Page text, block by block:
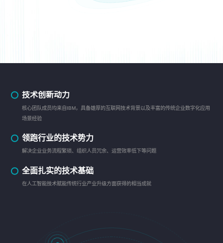
技术创新动力
核心团队成员均来自IBM，具备雄厚的互联网技术背景以及丰富的传统企业数字化应用
场景经验
领跑行业的技术势力
解决企业业务流程繁琐、组织人员冗余、运营效率低下等问题
全面扎实的技术基础
在人工智能技术赋能传统行业产业升级方面获得的相当成就